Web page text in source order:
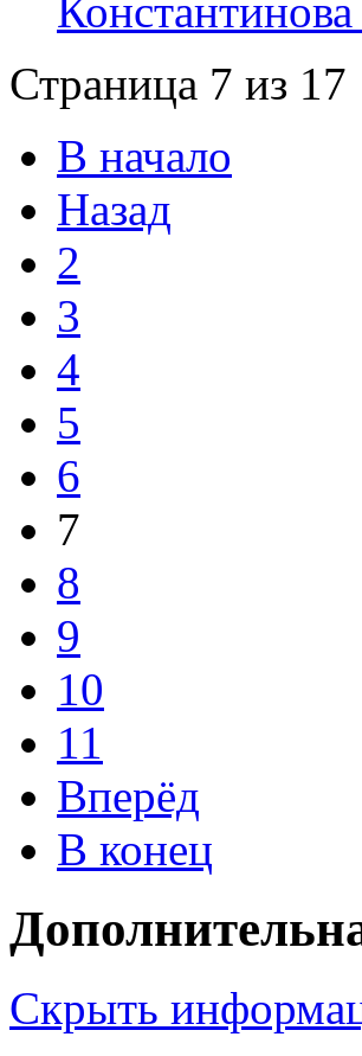
Страница 7 из 17
В начало
Назад
2
3
4
5
6
7
8
9
10
11
Вперёд
В конец
Скрыть